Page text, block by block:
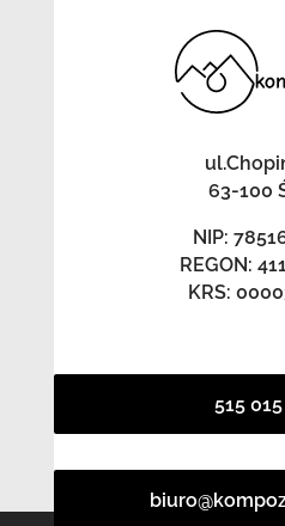
63-100
NIP:
REGON:
KRS:
515